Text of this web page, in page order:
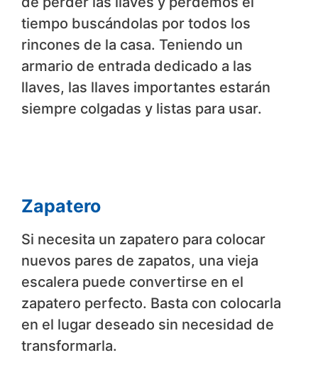
tiempo buscándolas por todos los
rincones de la casa. Teniendo un
armario de entrada dedicado a las
llaves, las llaves importantes estarán
siempre colgadas y listas para usar.
Zapatero
Si necesita un zapatero para colocar
nuevos pares de zapatos, una vieja
escalera puede convertirse en el
zapatero perfecto. Basta con colocarla
en el lugar deseado sin necesidad de
transformarla.